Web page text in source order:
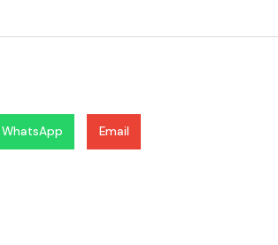
WhatsApp Email